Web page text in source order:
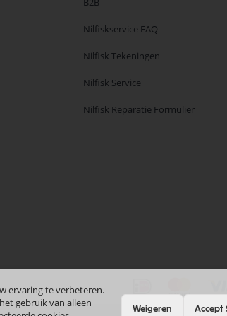
Nilfiskservice FAQ
Nilfisk Tekeningen
Nilfisk Service
Nilfisk Reparatie Formulier
ervaring te verbeteren.
gebruik van alleen
Weigeren Accept